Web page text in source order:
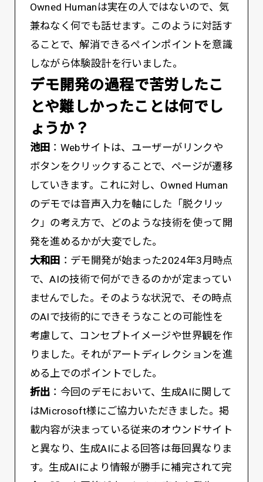
Owned Humanは実在の人ではないので、気
兼ねなく何でも話せます。このように対話す
ることで、解消できるペインポイントを意識
しながら体験設計を行いました。
――デモ開発の過程で苦労したこ
とや難しかったことは何でし
ょうか？
池田 ：Webサイトは、ユーザーがリンクや
ボタンをクリックすることで、ページが遷移
していきます。これに対し、Owned Human
のデモでは音声入力を軸にした「脱クリッ
ク」の考え方で、どのような技術を使って開
発を進めるかが大変でした。
大和田 ：デモ開発が始まった2024年3月時点
で、AIの技術で何ができるのかが定まってい
ませんでした。そのような状況で、その時点
のAIで技術的にできそうなことの可能性を
考慮して、コンセプトイメージや世界観を作
りました。それがアートディレクションを進
める上でのポイントでした。
折出 ：今回のデモにおいて、生成AIに関して
はMicrosoft様にご協力いただきました。掲
載内容が決まっている従来のオウンドサイト
と異なり、生成AIによる回答は毎回異なりま
す。生成AIにより情報が勝手に補完されて完